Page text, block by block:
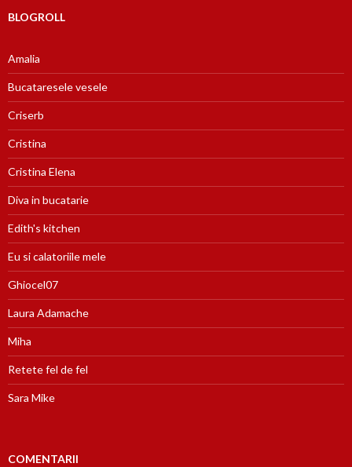
BLOGROLL
Amalia
Bucataresele vesele
Criserb
Cristina
Cristina Elena
Diva in bucatarie
Edith's kitchen
Eu si calatoriile mele
Ghiocel07
Laura Adamache
Miha
Retete fel de fel
Sara Mike
COMENTARII